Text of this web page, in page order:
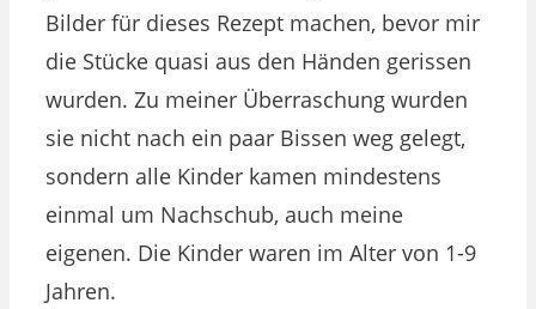
Bilder für dieses Rezept machen, bevor mir
die Stücke quasi aus den Händen gerissen
wurden. Zu meiner Überraschung wurden
sie nicht nach ein paar Bissen weg gelegt,
sondern alle Kinder kamen mindestens
einmal um Nachschub, auch meine
eigenen. Die Kinder waren im Alter von 1-9
Jahren.